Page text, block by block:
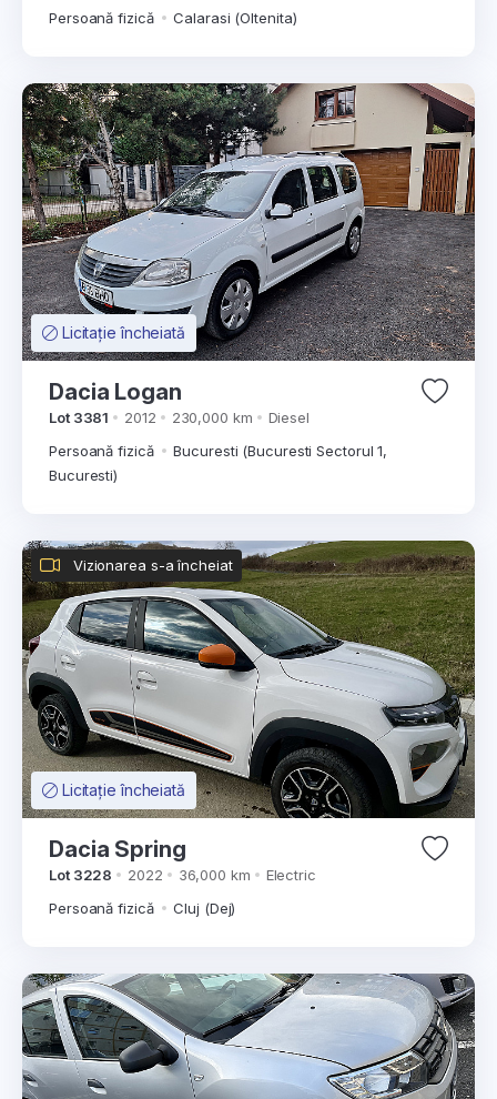
Persoană fizică
Calarasi (Oltenita)
Licitație încheiată
Dacia Logan
Lot 3381 2012 230,000 km
Diesel
Persoană fizică
Bucuresti (Bucuresti Sectorul 1,
Bucuresti)
Licitație încheiată
Vizionarea s-a încheiat
Dacia Spring
Lot 3228 2022 36,000 km
Electric
Persoană fizică
Cluj (Dej)